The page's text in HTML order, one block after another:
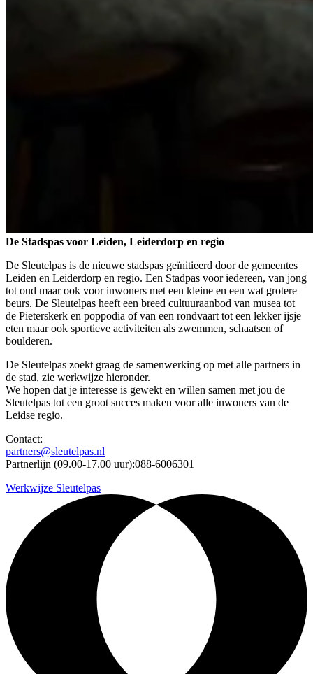
De Stadspas voor Leiden, Leiderdorp en regio
De Sleutelpas is de nieuwe stadspas geïnitieerd door de gemeentes
Leiden en Leiderdorp en regio. Een Stadpas voor iedereen, van jong
tot oud maar ook voor inwoners met een kleine en een wat grotere
beurs. De Sleutelpas heeft een breed cultuuraanbod van musea tot
de Pieterskerk en poppodia of van een rondvaart tot een lekker ijsje
eten maar ook sportieve activiteiten als zwemmen, schaatsen of
boulderen.
De Sleutelpas zoekt graag de samenwerking op met alle partners in
de stad, zie werkwijze hieronder.
We hopen dat je interesse is gewekt en willen samen met jou de
Sleutelpas tot een groot succes maken voor alle inwoners van de
Leidse regio.
Contact:
partners@sleutelpas.nl
Partnerlijn (09.00-17.00 uur):088-6006301
Werkwijze Sleutelpas